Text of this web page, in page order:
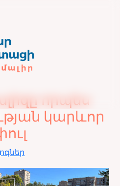
որպես
կարևոր